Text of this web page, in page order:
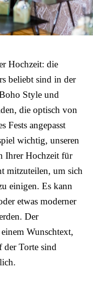
Hochzeit: die
beliebt sind in der
Style und
die optisch von
Fests angepasst
wichtig, unseren
Ihrer Hochzeit für
mitzuteilen, um sich
einigen. Es kann
etwas moderner
Der
Wunschtext,
der Torte sind